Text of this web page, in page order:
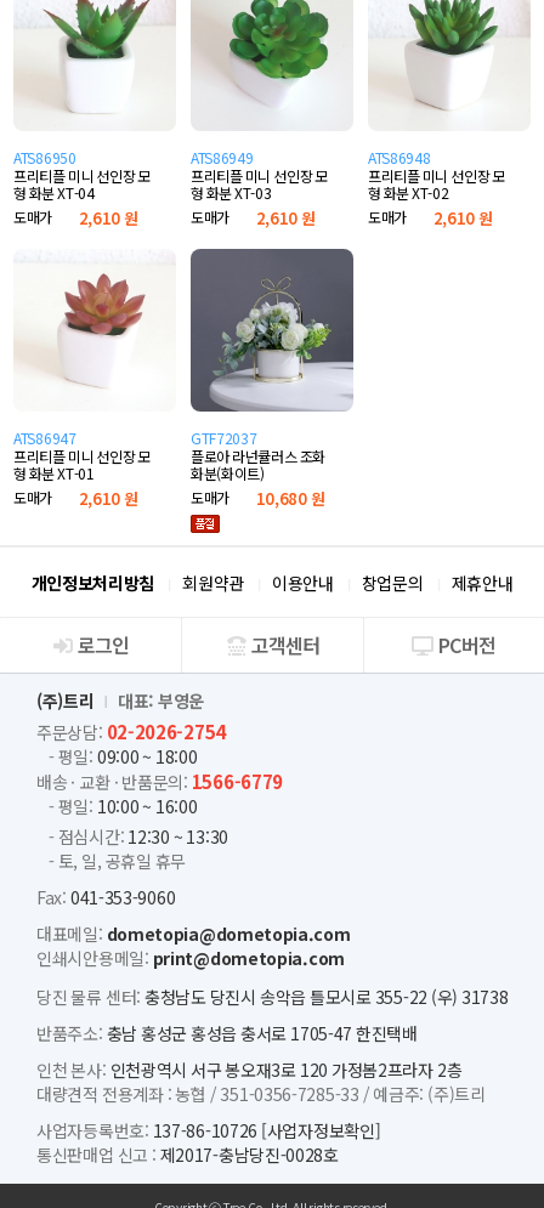
ATS86950
프리티플 미니 선인장 모
형 화분 XT-04
도매가
2,610 원
ATS86949
프리티플 미니 선인장 모
형 화분 XT-03
도매가
2,610 원
ATS86948
프리티플 미니 선인장 모
형 화분 XT-02
도매가
2,610 원
ATS86947
프리티플 미니 선인장 모
형 화분 XT-01
도매가
2,610 원
GTF72037
플로아 라넌큘러스 조화
화분(화이트)
도매가
10,680 원
개인정보처리방침 회원약관 이용안내 창업문의 제휴안내
회사소개
로그인 고객센터 PC버전
(주)트리
대표: 부영운
주문상담: 02-2026-2754
- 평일: 09:00 ~ 18:00
배송 · 교환 · 반품문의: 1566-6779
- 평일: 10:00 ~ 16:00
- 점심시간: 12:30 ~ 13:30
- 토, 일, 공휴일 휴무
Fax: 041-353-9060
대표메일: dometopia@dometopia.com
인쇄시안용메일: print@dometopia.com
당진 물류 센터: 충청남도 당진시 송악읍 틀모시로 355-22 (우) 31738
반품주소: 충남 홍성군 홍성읍 충서로 1705-47 한진택배
인천 본사: 인천광역시 서구 봉오재3로 120 가정봄2프라자 2층
대량견적 전용계좌 :농협 / 351-0356-7285-33 / 예금주: (주)트리
사업자등록번호: 137-86-10726 [사업자정보확인]
통신판매업 신고 : 제2017-충남당진-0028호